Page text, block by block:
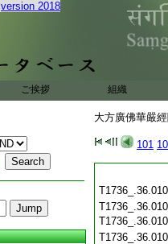
version 2018
ご挨拶 組織
大方廣佛華嚴
101